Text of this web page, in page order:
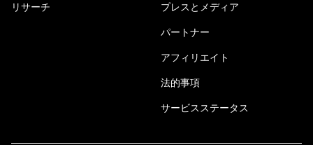
リサーチ プレスとメディア
パートナー
アフィリエイト
法的事項
サービスステータス